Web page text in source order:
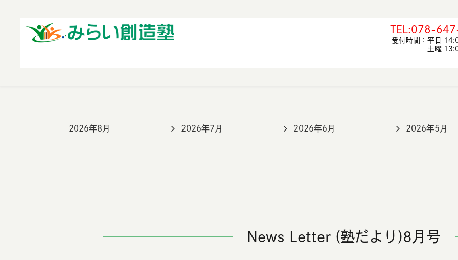
TEL:078-
受付時間：平日
土曜
2026年8月 2026年7月 2026年6月 2026年5月
News Letter (塾だより)8月号